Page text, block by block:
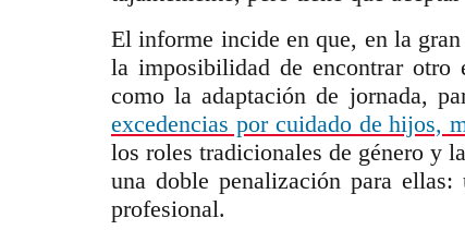
El informe incide en que, en la
la imposibilidad de encontrar otro
como la adaptación de jornada,
excedencias por cuidado de hijos,
los roles tradicionales de género y
una doble penalización para
profesional.